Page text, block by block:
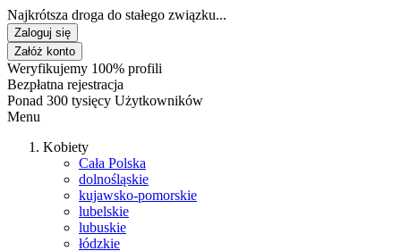
Najkrótsza droga do stałego związku...
Zaloguj się
Załóż konto
Weryfikujemy 100% profili
Bezpłatna rejestracja
Ponad 300 tysięcy Użytkowników
Menu
Kobiety
Cała Polska
dolnośląskie
kujawsko-pomorskie
lubelskie
lubuskie
łódzkie